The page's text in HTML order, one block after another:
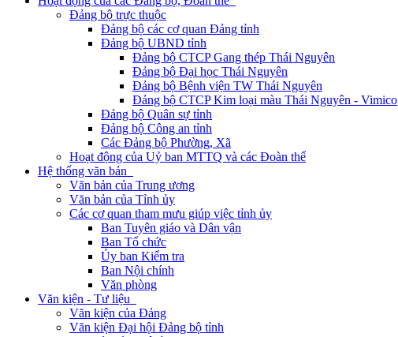
Đảng bộ trực thuộc
Đảng bộ các cơ quan Đảng tỉnh
Đảng bộ UBND tỉnh
Đảng bộ CTCP Gang thép Thái Nguyên
Đảng bộ Đại học Thái Nguyên
Đảng bộ Bệnh viện TW Thái Nguyên
Đảng bộ CTCP Kim loại màu Thái Nguyên - Vimico
Đảng bộ Quân sự tỉnh
Đảng bộ Công an tỉnh
Các Đảng bộ Phường, Xã
Hoạt động của Uỷ ban MTTQ và các Đoàn thể
Hệ thống văn bản
Văn bản của Trung ương
Văn bản của Tỉnh ủy
Các cơ quan tham mưu giúp việc tỉnh ủy
Ban Tuyên giáo và Dân vận
Ban Tổ chức
Ủy ban Kiểm tra
Ban Nội chính
Văn phòng
Văn kiện - Tư liệu
Văn kiện của Đảng
Văn kiện Đại hội Đảng bộ tỉnh